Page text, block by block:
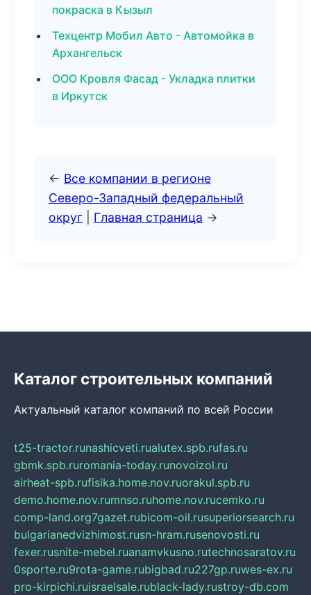
покраска в Кызыл
Техцентр Мобил Авто - Автомойка в
Архангельск
ООО Кровля Фасад - Укладка плитки
в Иркутск
← Все компании в регионе
Северо-Западный федеральный
округ
Главная страница →
Каталог строительных компаний
Актуальный каталог компаний по всей России
t25-tractor.runashicveti.rualutex.spb.rufas.ru
gbmk.spb.ruromania-today.runovoizol.ru
airheat-spb.rufisika.home.nov.ruorakul.spb.ru
demo.home.nov.rumnso.ruhome.nov.rucemko.ru
comp-land.org7gazet.rubicom-oil.rusuperiorsearch.ru
bulgarianedvizhimost.rusn-hram.rusenovosti.ru
fexer.rusnite-mebel.ruanamvkusno.rutechnosaratov.ru
0sporte.ru9rota-game.rubigbad.ru227gp.ruwes-ex.ru
pro-kirpichi.ruisraelsale.rublack-lady.rustroy-db.com